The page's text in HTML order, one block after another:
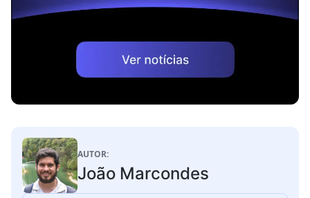
AUTOR:
João Marcondes